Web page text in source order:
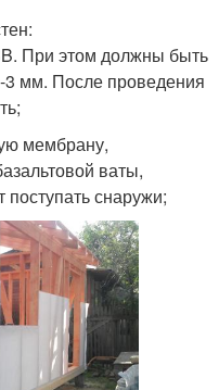
При этом должны быть
мм. После проведения
мембрану,
ваты,
поступать снаружи;